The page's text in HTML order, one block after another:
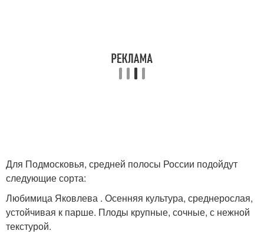
Для Подмосковья, средней полосы России подойдут
следующие сорта:
Любимица Яковлева . Осенняя культура, среднерослая,
устойчивая к парше. Плоды крупные, сочные, с нежной
текстурой.